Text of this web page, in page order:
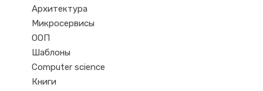
Архитектура
Микросервисы
ООП
Шаблоны
Computer science
Книги